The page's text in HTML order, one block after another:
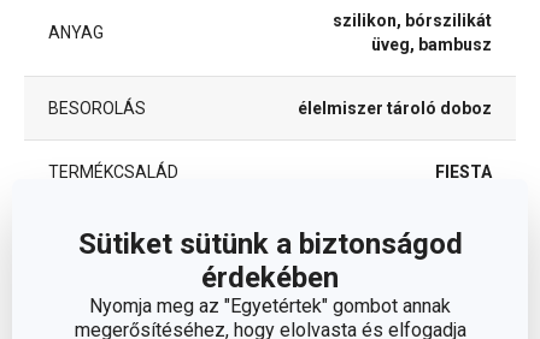
Sütiket sütünk a biztonságod
érdekében
Nyomja meg az "Egyetértek" gombot annak
megerősítéséhez, hogy elolvasta és elfogadja
ANYAG
szilikon, bórszilikát
üveg, bambusz
BESOROLÁS élelmiszer tároló doboz
TERMÉKCSALÁD FIESTA
TÍPUS élelmiszertároló doboz
TISZTÍTÁS
MOSOGATÓGÉPBEN